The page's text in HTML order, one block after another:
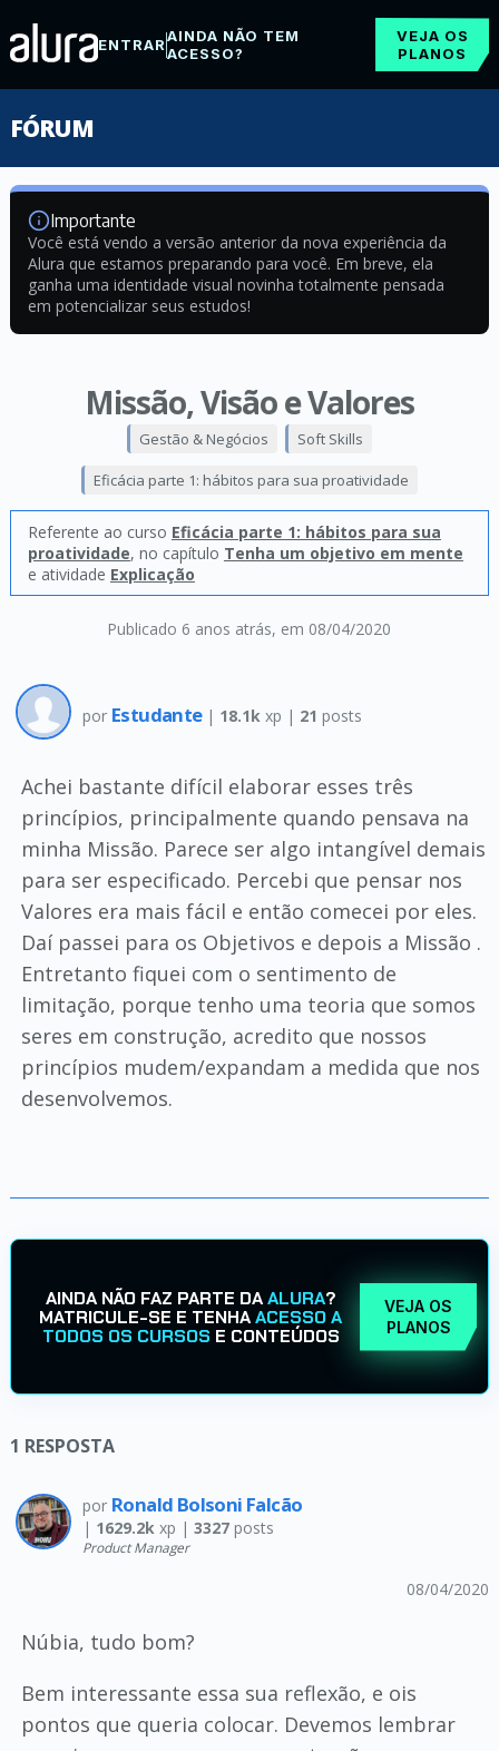
ENTRARAINDA NÃO TEM
ACESSO?
VEJA OS
PLANOS
FÓRUM
Importante
Você está vendo a versão anterior da nova experiência da
Alura que estamos preparando para você. Em breve, ela
ganha uma identidade visual novinha totalmente pensada
em potencializar seus estudos!
Missão, Visão e Valores
Publicado 6 anos atrás, em 08/04/2020
Gestão & Negócios Soft Skills
Eficácia parte 1: hábitos para sua proatividade
Referente ao curso Eficácia parte 1: hábitos para sua
proatividade, no capítulo Tenha um objetivo em mente
e atividade Explicação
por Estudante | 18.1k xp | 21 posts
Achei bastante difícil elaborar esses três
princípios, principalmente quando pensava na
minha Missão. Parece ser algo intangível demais
para ser especificado. Percebi que pensar nos
Valores era mais fácil e então comecei por eles.
Daí passei para os Objetivos e depois a Missão .
Entretanto fiquei com o sentimento de
limitação, porque tenho uma teoria que somos
seres em construção, acredito que nossos
princípios mudem/expandam a medida que nos
desenvolvemos.
AINDA NÃO FAZ PARTE DAALURA?
MATRICULE-SE E TENHAACESSO A
TODOS OS CURSOS E CONTEÚDOS
VEJA OS
PLANOS
1 RESPOSTA
por Ronald Bolsoni Falcão
| 1629.2kxp | 3327posts
Product Manager
08/04/2020
Núbia, tudo bom?
Bem interessante essa sua reflexão, e ois
pontos que queria colocar. Devemos lembrar